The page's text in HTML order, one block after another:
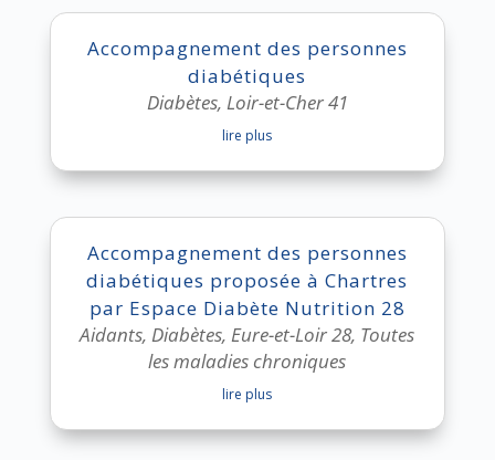
Accompagnement des personnes
diabétiques
Diabètes, Loir-et-Cher 41
lire plus
Accompagnement des personnes
diabétiques proposée à Chartres
par Espace Diabète Nutrition 28
Aidants,Diabètes,Eure-et-Loir 28, Toutes
les maladies chroniques
lire plus